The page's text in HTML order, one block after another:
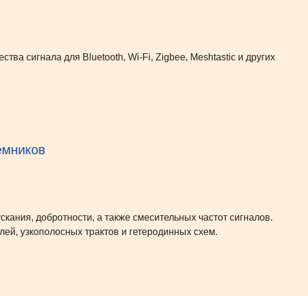
сигнала для Bluetooth, Wi-Fi, Zigbee, Meshtastic и других
добротности, а также смесительных частот сигналов.
узкополосных трактов и гетеродинных схем.